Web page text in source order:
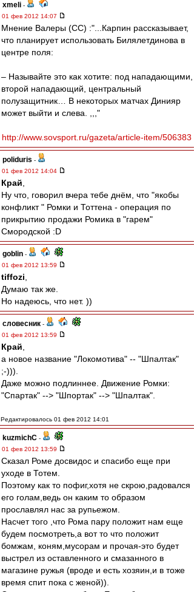
xmeli -
01 фев 2012 14:07
Мнение Валеры (СС) :"...Карпин рассказывает,
что планирует использовать Билялетдинова в
центре поля:
– Называйте это как хотите: под нападающими,
второй нападающий, центральный
полузащитник… В некоторых матчах Динияр
может выйти и слева. ,,,"
http://www.sovsport.ru/gazeta/article-item/506383
poliduris -
01 фев 2012 14:04
Край
Ну что, говорил вчера тебе днём, что "якобы
конфликт " Ромки и Тоттена - операция по
прикрытию продажи Ромика в "гарем"
Смородской :D
goblin -
01 фев 2012 13:59
tiffozi
Думаю так же.
Но надеюсь, что нет. ))
словесник -
01 фев 2012 13:59
Край
а новое название "Локомотива" -- "Шпалтак"
;-))).
Даже можно подлиннее. Движение Ромки:
"Спартак" --> "Шпортак" --> "Шпалтак".
Редактировалось 01 фев 2012 14:01
kuzmichC -
01 фев 2012 13:59
Сказал Роме досвидос и спасибо еще при
уходе в Тотем.
Поэтому как то пофиг,хотя не скрою,радовался
его голам,ведь он каким то образом
прославлял нас за рупьежом.
Насчет того ,что Рома пару положит нам еще
будем посмотреть,а вот то что положит
бомжам, коням,мусорам и прочая-это будет
выстрел из оставленного и смазанного в
магазине ружья (вроде и есть хозяин,и в тоже
время спит пока с женой)).